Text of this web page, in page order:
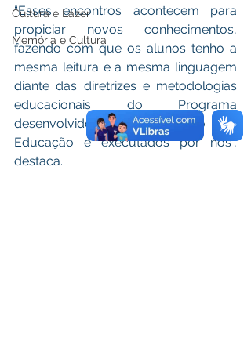
Cultura e Lazer
Memória e Cultura
“Esses encontros acontecem para
propiciar novos conhecimentos,
fazendo com que os alunos tenho a
mesma leitura e a mesma linguagem
diante das diretrizes e metodologias
educacionais do Programa
desenvolvido pelo Ministério da
Educação e executados por nós”,
destaca.